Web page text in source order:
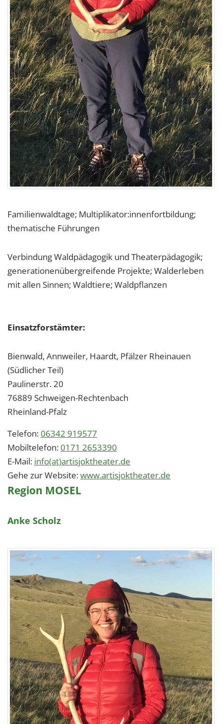
Familienwaldtage; Multiplikator:innenfortbildung;
thematische Führungen
Verbindung Waldpädagogik und Theaterpädagogik;
generationenübergreifende Projekte; Walderleben
mit allen Sinnen; Waldtiere; Waldpflanzen
Einsatzforstämter:
Bienwald, Annweiler, Haardt, Pfälzer Rheinauen
(Südlicher Teil)
Paulinerstr. 20
76889 Schweigen-Rechtenbach
Rheinland-Pfalz
Telefon:06342 919577
Mobiltelefon:0171 2653390
E-Mail: info(at)artisjoktheater.de
Gehe zur Website:www.artisjoktheater.de
Region MOSEL
Anke Scholz